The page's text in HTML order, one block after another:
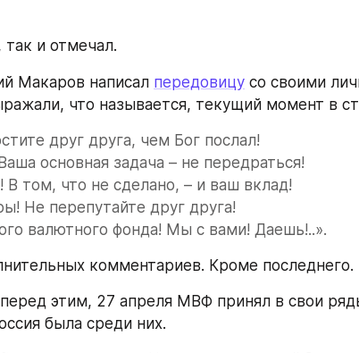
и отмечал.
Макаров написал передовицу со своими
что называется, текущий момент в
друг друга, чем Бог послал!
основная задача – не передраться!
том, что не сделано, – и ваш вклад!
Не перепутайте друг друга!
валютного фонда! Мы с вами! Даешь!..».
комментариев. Кроме последнего.
этим, 27 апреля МВФ принял в свои
была среди них.